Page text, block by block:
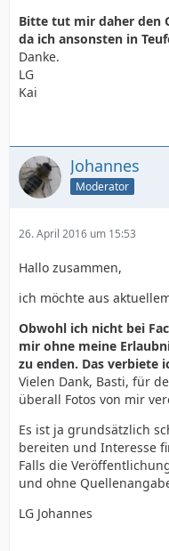
Bitte tut mir daher den
da ich ansonsten in
Danke.
LG
Kai
Johannes
Moderator
26. April 2016 um 15:53
Hallo zusammen,
ich möchte aus
Obwohl ich nicht bei
mir ohne meine
zu enden. Das verbiete
Vielen Dank, Basti, für
überall Fotos von mir
Es ist ja grundsätzlich
bereiten und Interesse
Falls die
und ohne
LG Johannes